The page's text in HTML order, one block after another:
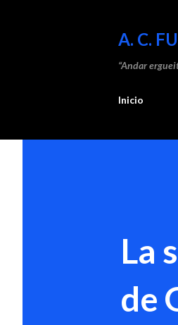
A. C.
“Andar
Inicio
La
de